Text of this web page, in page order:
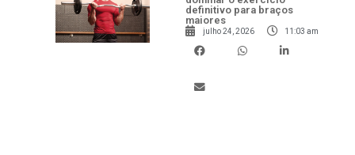
definitivo para braços
maiores
julho 24, 2026 11:03 am